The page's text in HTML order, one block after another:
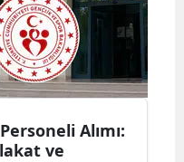
Alımı:
ve